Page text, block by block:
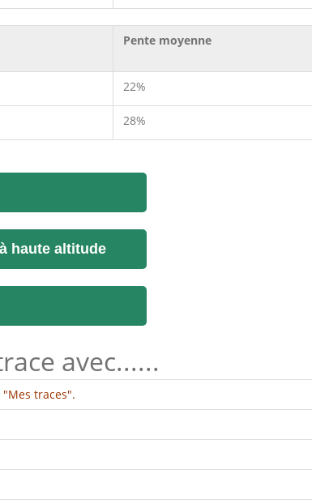
Pente moyenne
22%
28%
haute altitude
avec......
traces".